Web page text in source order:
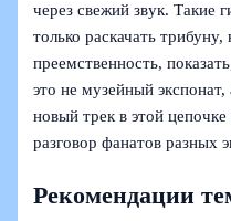
через свежий звук. Такие
только раскачать
преемственность,
это не музейный
новый трек в этой
разговор фанатов разных
Рекомендации